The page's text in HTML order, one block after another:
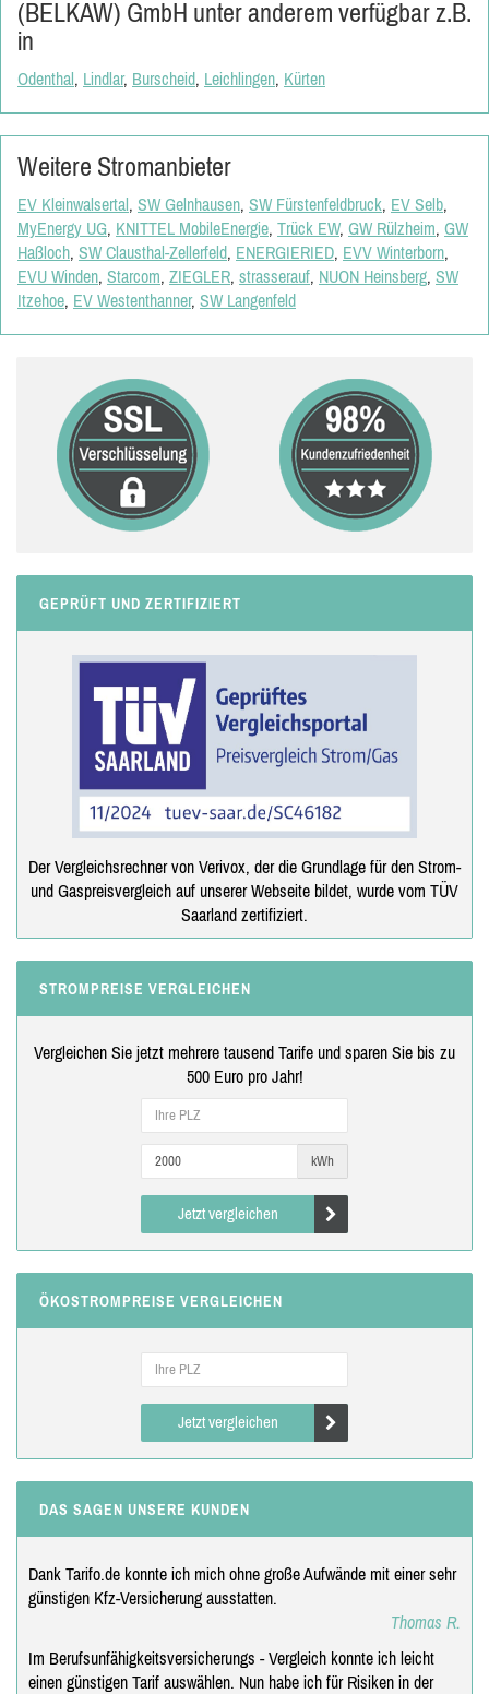
(BELKAW) GmbH unter anderem verfügbar z.B.
in
Odenthal, Lindlar, Burscheid, Leichlingen, Kürten
Weitere Stromanbieter
EV Kleinwalsertal, SW Gelnhausen, SW Fürstenfeldbruck, EV Selb,
MyEnergy UG, KNITTEL MobileEnergie, Trück EW, GW Rülzheim, GW
Haßloch, SW Clausthal-Zellerfeld, ENERGIERIED, EVV Winterborn,
EVU Winden, Starcom, ZIEGLER, strasserauf, NUON Heinsberg, SW
Itzehoe, EV Westenthanner, SW Langenfeld
GEPRÜFT UND ZERTIFIZIERT
Der Vergleichsrechner von Verivox, der die Grundlage für den Strom-
und Gaspreisvergleich auf unserer Webseite bildet, wurde vom TÜV
Saarland zertifiziert.
STROMPREISE VERGLEICHEN
Vergleichen Sie jetzt mehrere tausend Tarife und sparen Sie bis zu
500 Euro pro Jahr!
kWh
Jetzt vergleichen
ÖKOSTROMPREISE VERGLEICHEN
Jetzt vergleichen
DAS SAGEN UNSERE KUNDEN
Dank Tarifo.de konnte ich mich ohne große Aufwände mit einer sehr
günstigen Kfz-Versicherung ausstatten.
Thomas R.
Im Berufsunfähigkeitsversicherungs - Vergleich konnte ich leicht
einen günstigen Tarif auswählen. Nun habe ich für Risiken in der